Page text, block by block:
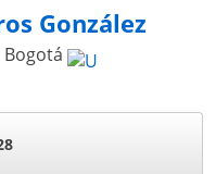
González
Bogotá